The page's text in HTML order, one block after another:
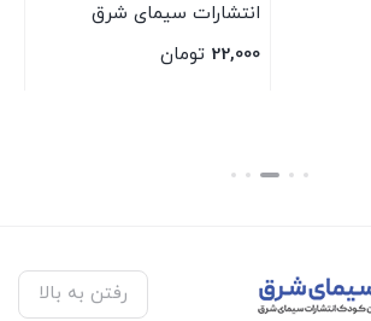
انتشارات سیمای شرق
22,000 تومان
رفتن به بالا